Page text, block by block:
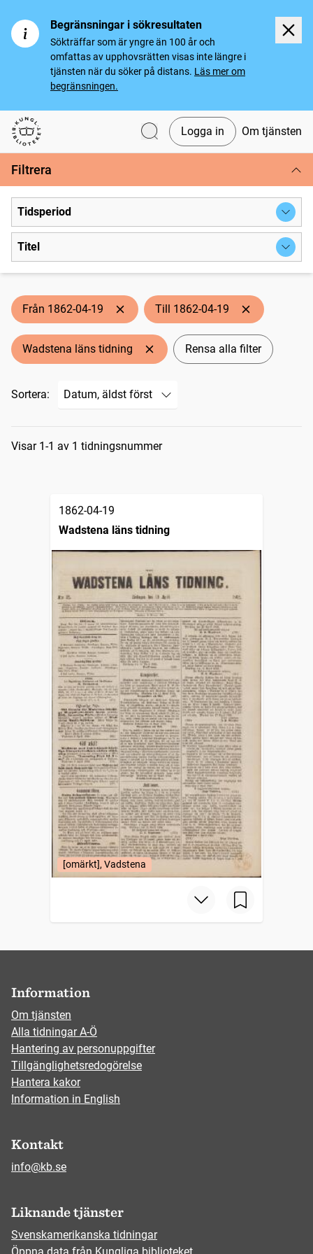
Begränsningar i sökresultaten
Sökträffar som är yngre än 100 år och
omfattas av upphovsrätten visas inte längre i
tjänsten när du söker på distans. Läs mer om
begränsningen.
Svenska tidningar
Logga in Om tjänsten
Filtrera
Tidsperiod
Titel
Från 1862-04-19 Till 1862-04-19
Wadstena läns tidning Rensa alla filter
Sortera:
Sökresultat
Visar 1-1 av 1 tidningsnummer
1862-04-19
Wadstena läns tidning
[omärkt], Vadstena
Information
Om tjänsten
Alla tidningar A-Ö
Hantering av personuppgifter
Tillgänglighetsredogörelse
Hantera kakor
Information in English
Kontakt
info@kb.se
Liknande tjänster
Svenskamerikanska tidningar